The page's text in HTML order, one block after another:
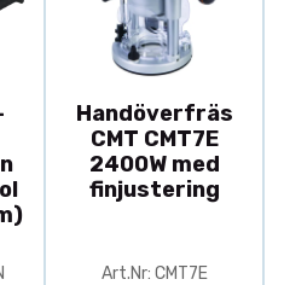
Handöverfräs
CMT CMT7E
2400W med
finjustering
Art.Nr: CMT7E